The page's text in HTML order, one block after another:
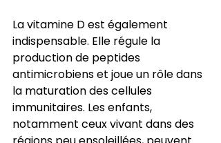
La vitamine D est également
indispensable. Elle régule la
production de peptides
antimicrobiens et joue un rôle dans
la maturation des cellules
immunitaires. Les enfants,
notamment ceux vivant dans des